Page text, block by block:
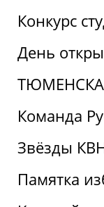
Конкурс
День
Команда
Звёзды
Памятка